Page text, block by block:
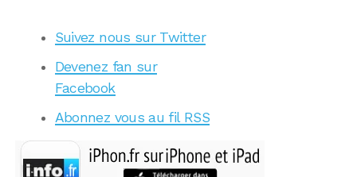
Suivez nous sur Twitter
Devenez fan sur
Facebook
Abonnez vous au fil RSS